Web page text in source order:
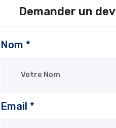
Demander un
Nom *
Email *